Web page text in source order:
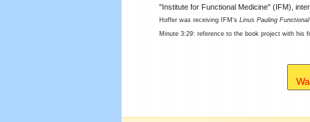
"Institute for Functional Medicine" (IFM),
Hoffer was receiving IFM's Linus Pauling
Minute 3:29: reference to the book project with his